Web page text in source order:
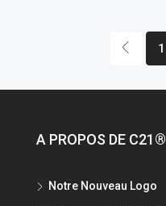
1
A PROPOS DE C21®
Notre Nouveau Logo